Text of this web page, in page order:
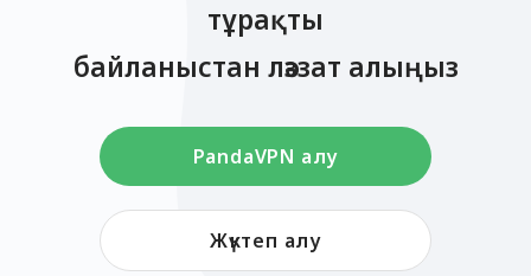
тұрақты
байланыстан ләззат алыңыз
PandaVPN алу
Жүктеп алу